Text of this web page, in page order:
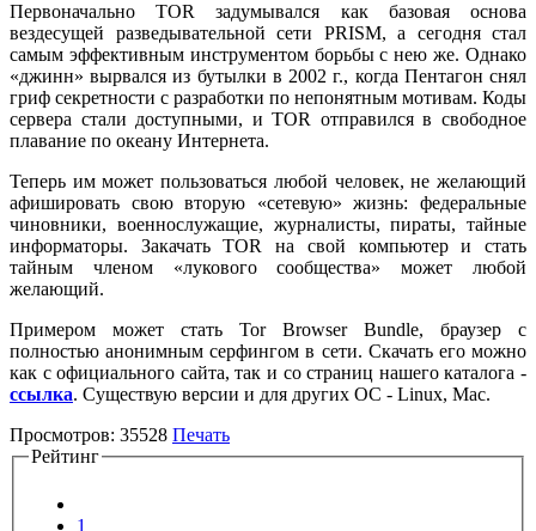
Первоначально TOR задумывался как базовая основа
вездесущей разведывательной сети PRISM, а сегодня стал
самым эффективным инструментом борьбы с нею же. Однако
«джинн» вырвался из бутылки в 2002 г., когда Пентагон снял
гриф секретности с разработки по непонятным мотивам. Коды
сервера стали доступными, и TOR отправился в свободное
плавание по океану Интернета.
Теперь им может пользоваться любой человек, не желающий
афишировать свою вторую «сетевую» жизнь: федеральные
чиновники, военнослужащие, журналисты, пираты, тайные
информаторы. Закачать TOR на свой компьютер и стать
тайным членом «лукового сообщества» может любой
желающий.
Примером может стать Tor Browser Bundle, браузер с
полностью анонимным серфингом в сети. Скачать его можно
как с официального сайта, так и со страниц нашего каталога -
ссылка. Существую версии и для других ОС - Linux, Mac.
Просмотров: 35528 Печать
Рейтинг
1